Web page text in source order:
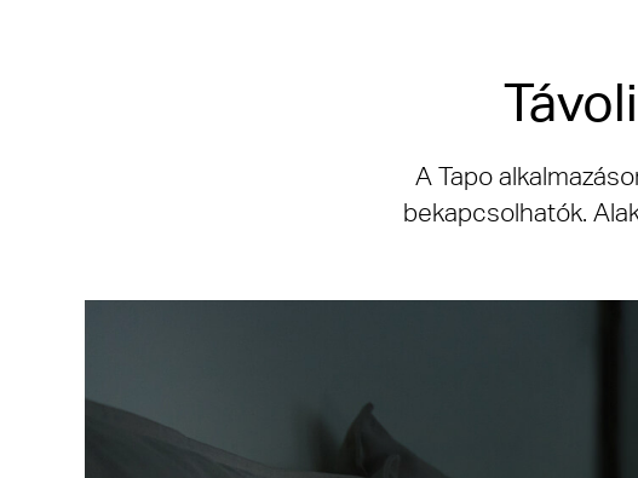
A Tapo
bekapcsolhatók.